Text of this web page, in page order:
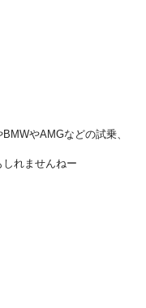
やAMGなどの試乗、
れませんねー